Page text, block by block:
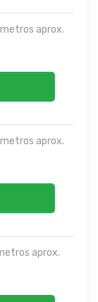
aprox.
aprox.
aprox.